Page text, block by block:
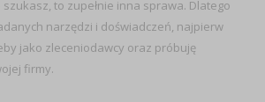
szukasz, to zupełnie inna sprawa. Dlatego
narzędzi i doświadczeń, najpierw
jako zleceniodawcy oraz próbuję
firmy.